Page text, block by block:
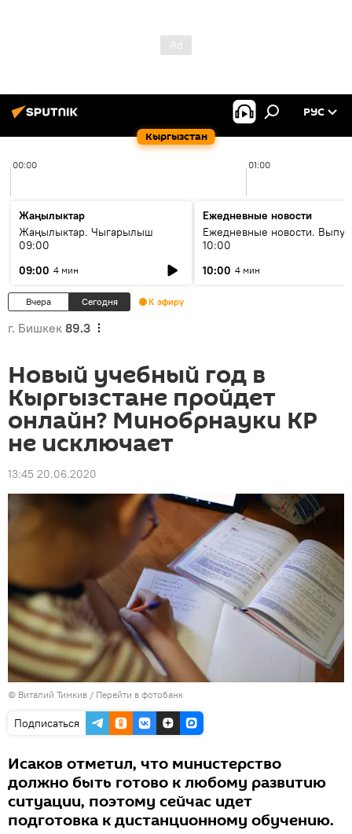
Кыргызстан
РУС
00:00 01:00
Жаңылыктар
Жаңылыктар. Чыгарылыш
09:00
09:00 4 мин
Ежедневные новости
Ежедневные новости.
10:00
10:00 4 мин
Вчера Сегодня К эфиру
г. Бишкек 89.3
Новый учебный год в
Кыргызстане пройдет
онлайн? Минобрнауки КР
не исключает
13:45 20.06.2020
© Виталий Тимкив / Перейти в фотобанк
Подписаться
Исаков отметил, что министерство
должно быть готово к любому развитию
ситуации, поэтому сейчас идет
подготовка к дистанционному обучению.